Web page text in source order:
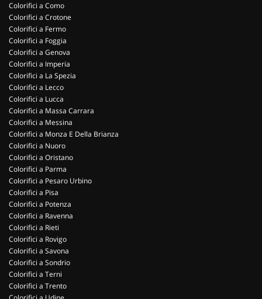
Colorifici a Como
Colorifici a Crotone
Colorifici a Fermo
Colorifici a Foggia
Colorifici a Genova
Colorifici a Imperia
Colorifici a La Spezia
Colorifici a Lecco
Colorifici a Lucca
Colorifici a Massa Carrara
Colorifici a Messina
Colorifici a Monza E Della Brianza
Colorifici a Nuoro
Colorifici a Oristano
Colorifici a Parma
Colorifici a Pesaro Urbino
Colorifici a Pisa
Colorifici a Potenza
Colorifici a Ravenna
Colorifici a Rieti
Colorifici a Rovigo
Colorifici a Savona
Colorifici a Sondrio
Colorifici a Terni
Colorifici a Trento